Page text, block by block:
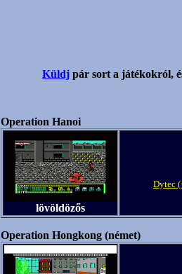
Küldj pár sort a játékokról,
Operation Hanoi
lövöldözős
Dytec
Operation Hongkong (német)